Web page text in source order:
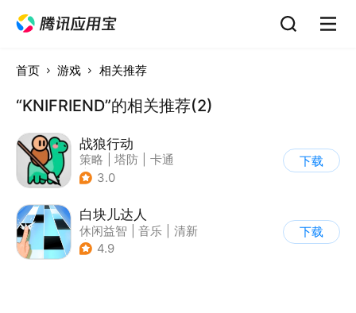
首页 游戏 相关推荐
“KNIFRIEND”的相关推荐(2)
战狼行动
策略 塔防
卡通
| 休闲益智
3.0
下载
白块儿达人
休闲益智 音乐
清新
| 多比特
4.9
下载